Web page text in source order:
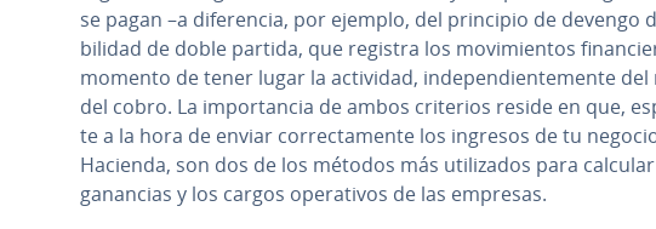
se pagan –a di­fe­re­n­cia, por ejemplo, del principio de devengo
bi­li­dad de doble partida, que registra los mo­vi­mie­n­tos
momento de tener lugar la actividad, in­de­pe­n­die­n­te­me­n­te
del cobro. La im­po­r­ta­n­cia de ambos criterios reside en que,
te a la hora de enviar co­rre­c­ta­me­n­te los ingresos de tu
Hacienda, son dos de los métodos más uti­li­za­dos para
ganancias y los cargos ope­ra­ti­vos de las empresas.